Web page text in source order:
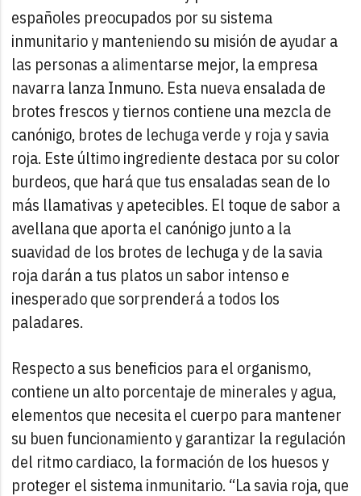
españoles preocupados por su sistema
inmunitario y manteniendo su misión de ayudar a
las personas a alimentarse mejor, la empresa
navarra lanza Inmuno. Esta nueva ensalada de
brotes frescos y tiernos contiene una mezcla de
canónigo, brotes de lechuga verde y roja y savia
roja. Este último ingrediente destaca por su color
burdeos, que hará que tus ensaladas sean de lo
más llamativas y apetecibles. El toque de sabor a
avellana que aporta el canónigo junto a la
suavidad de los brotes de lechuga y de la savia
roja darán a tus platos un sabor intenso e
inesperado que sorprenderá a todos los
paladares.
Respecto a sus beneficios para el organismo,
contiene un alto porcentaje de minerales y agua,
elementos que necesita el cuerpo para mantener
su buen funcionamiento y garantizar la regulación
del ritmo cardiaco, la formación de los huesos y
proteger el sistema inmunitario. “La savia roja, que